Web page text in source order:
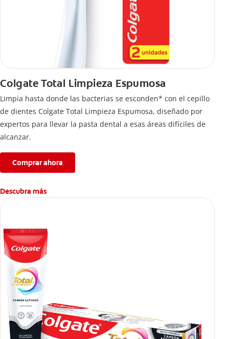
Colgate Total Limpieza Espumosa
Limpia hasta donde las bacterias se esconden* con el cepillo
de dientes Colgate Total Limpieza Espumosa, diseñado por
expertos para llevar la pasta dental a esas áreas difíciles de
alcanzar.
Comprar ahora
Descubra más